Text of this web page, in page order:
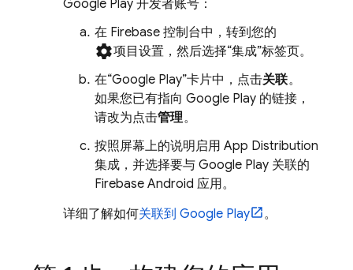
Google Play 开发者账号：
在 Firebase 控制台中，转到您的
settings项目设置 ，然后选择“集成”标签页。
在“Google Play”卡片中，点击关联。
如果您已有指向 Google Play 的链接，
请改为点击管理。
按照屏幕上的说明启用 App Distribution
集成，并选择要与 Google Play 关联的
Firebase Android 应用。
详细了解如何关联到 Google Play 。